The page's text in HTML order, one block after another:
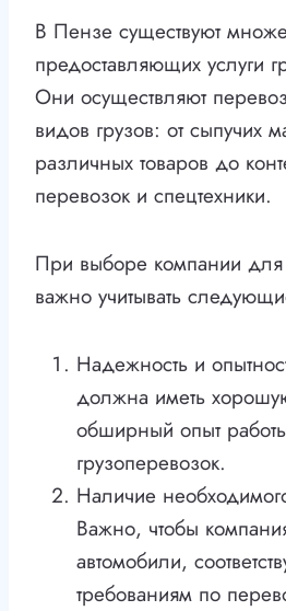
В Пензе существуют
предоставляющих услуги
Они осуществляют
видов грузов: от сыпучих
различных товаров до
перевозок и спецтехники.
При выборе компании для
важно учитывать
Надежность и
должна иметь
обширный опыт
грузоперевозок.
Наличие
Важно, чтобы
автомобили,
требованиям по